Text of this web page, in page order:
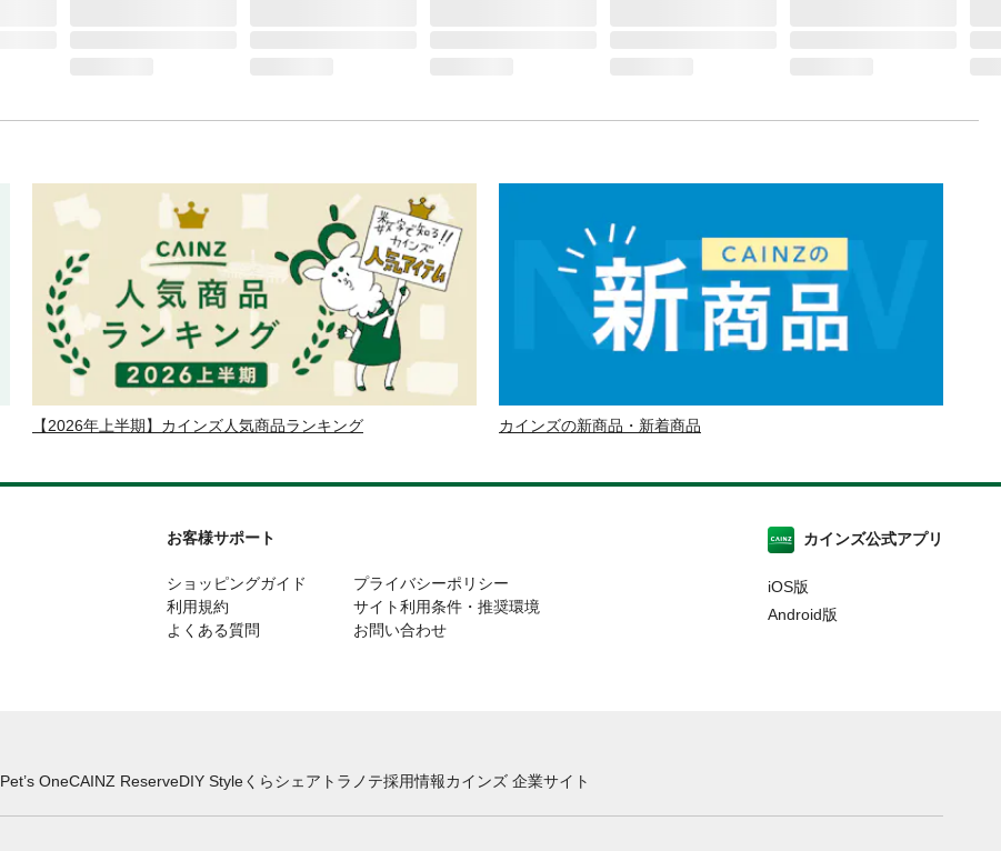
【2026年上半期】カインズ人気商品ランキング カインズの新商品・新着商品
お客様サポート
ショッピングガイド
利用規約
よくある質問
プライバシーポリシー
サイト利用条件・推奨環境
お問い合わせ
カインズ公式アプリ
iOS版
Android版
Pet’s OneCAINZ ReserveDIY Styleくらシェア トラノテ採用情報カインズ 企業サイト